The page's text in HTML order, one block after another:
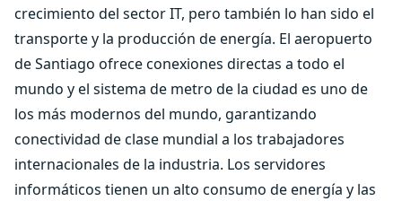
crecimiento del sector IT, pero también lo han sido el
transporte y la producción de energía. El aeropuerto
de Santiago ofrece conexiones directas a todo el
mundo y el sistema de metro de la ciudad es uno de
los más modernos del mundo, garantizando
conectividad de clase mundial a los trabajadores
internacionales de la industria. Los servidores
informáticos tienen un alto consumo de energía y las